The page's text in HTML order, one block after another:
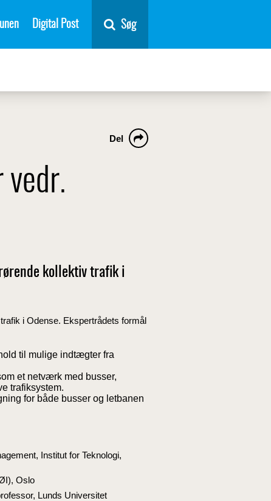
Digital Post Søg
vedr.
Del
kollektiv trafik i
i Odense. Ekspertrådets formål
til mulige indtægter fra
et netværk med busser,
trafiksystem.
for både busser og letbanen
Institut for Teknologi,
Oslo
Lunds Universitet